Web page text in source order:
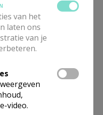
van het
laten ons
van je
video.